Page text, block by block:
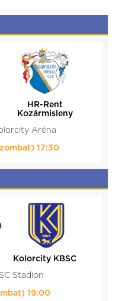
HR-Rent
Kozármisleny
Aréna
17:30
Kolorcity KBSC
Stadion
19:00